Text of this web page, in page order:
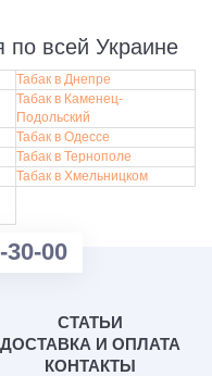
по всей Украине
Табак в Днепре
Табак в Каменец-
Подольский
Табак в Одессе
Табак в Тернополе
Табак в Хмельницком
30-00
СТАТЬИ
ДОСТАВКА И ОПЛАТА
КОНТАКТЫ